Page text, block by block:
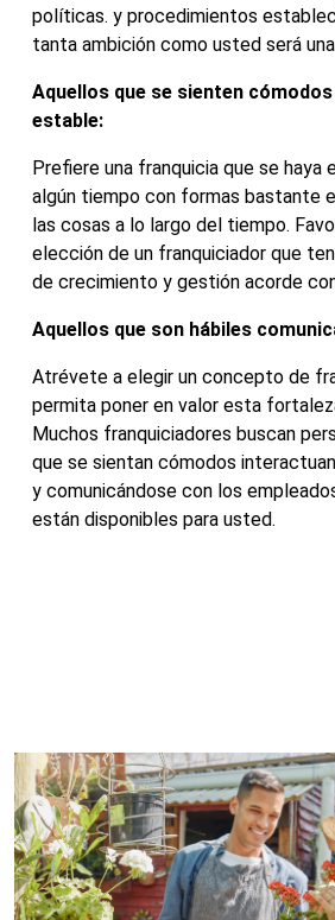
políticas. y procedimientos
tanta ambición como usted será
Aquellos que se sienten
estable:
Prefiere una franquicia que se
algún tiempo con formas bastante
las cosas a lo largo del tiempo.
elección de un franquiciador que
de crecimiento y gestión acorde
Aquellos que son hábiles
Atrévete a elegir un concepto de
permita poner en valor esta
Muchos franquiciadores buscan
que se sientan cómodos
y comunicándose con los
están disponibles para usted.